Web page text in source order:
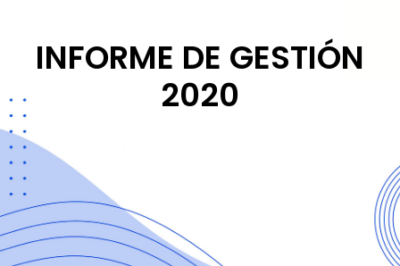
INFORME DE GESTIÓN
2020